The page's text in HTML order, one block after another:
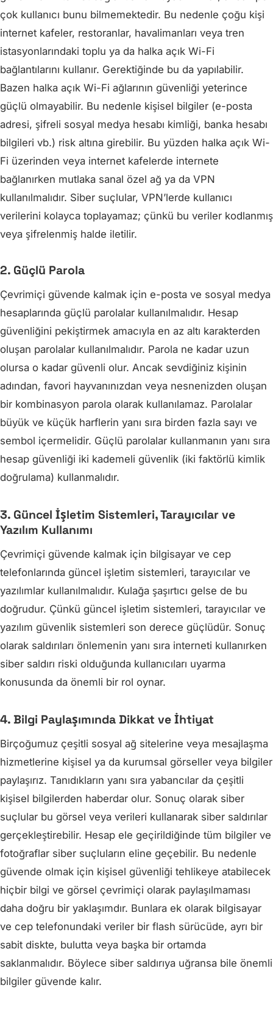
çok kullanıcı bunu bilmemektedir. Bu nedenle çoğu kişi
internet kafeler, restoranlar, havalimanları veya tren
istasyonlarındaki toplu ya da halka açık Wi-Fi
bağlantılarını kullanır. Gerektiğinde bu da yapılabilir.
Bazen halka açık Wi-Fi ağlarının güvenliği yeterince
güçlü olmayabilir. Bu nedenle kişisel bilgiler (e-posta
adresi, şifreli sosyal medya hesabı kimliği, banka hesabı
bilgileri vb.) risk altına girebilir. Bu yüzden halka açık Wi-
Fi üzerinden veya internet kafelerde internete
bağlanırken mutlaka sanal özel ağ ya da VPN
kullanılmalıdır. Siber suçlular, VPN’lerde kullanıcı
verilerini kolayca toplayamaz; çünkü bu veriler kodlanmış
veya şifrelenmiş halde iletilir.
2. Güçlü Parola
Çevrimiçi güvende kalmak için e-posta ve sosyal medya
hesaplarında güçlü parolalar kullanılmalıdır. Hesap
güvenliğini pekiştirmek amacıyla en az altı karakterden
oluşan parolalar kullanılmalıdır. Parola ne kadar uzun
olursa o kadar güvenli olur. Ancak sevdiğiniz kişinin
adından, favori hayvanınızdan veya nesnenizden oluşan
bir kombinasyon parola olarak kullanılamaz. Parolalar
büyük ve küçük harflerin yanı sıra birden fazla sayı ve
sembol içermelidir. Güçlü parolalar kullanmanın yanı sıra
hesap güvenliği iki kademeli güvenlik (iki faktörlü kimlik
doğrulama) kullanmalıdır.
3. Güncel İşletim Sistemleri, Tarayıcılar ve
Yazılım Kullanımı
Çevrimiçi güvende kalmak için bilgisayar ve cep
telefonlarında güncel işletim sistemleri, tarayıcılar ve
yazılımlar kullanılmalıdır. Kulağa şaşırtıcı gelse de bu
doğrudur. Çünkü güncel işletim sistemleri, tarayıcılar ve
yazılım güvenlik sistemleri son derece güçlüdür. Sonuç
olarak saldırıları önlemenin yanı sıra interneti kullanırken
siber saldırı riski olduğunda kullanıcıları uyarma
konusunda da önemli bir rol oynar.
4. Bilgi Paylaşımında Dikkat ve İhtiyat
Birçoğumuz çeşitli sosyal ağ sitelerine veya mesajlaşma
hizmetlerine kişisel ya da kurumsal görseller veya bilgiler
paylaşırız. Tanıdıkların yanı sıra yabancılar da çeşitli
kişisel bilgilerden haberdar olur. Sonuç olarak siber
suçlular bu görsel veya verileri kullanarak siber saldırılar
gerçekleştirebilir. Hesap ele geçirildiğinde tüm bilgiler ve
fotoğraflar siber suçluların eline geçebilir. Bu nedenle
güvende olmak için kişisel güvenliği tehlikeye atabilecek
hiçbir bilgi ve görsel çevrimiçi olarak paylaşılmaması
daha doğru bir yaklaşımdır. Bunlara ek olarak bilgisayar
ve cep telefonundaki veriler bir flash sürücüde, ayrı bir
sabit diskte, bulutta veya başka bir ortamda
saklanmalıdır. Böylece siber saldırıya uğransa bile önemli
bilgiler güvende kalır.